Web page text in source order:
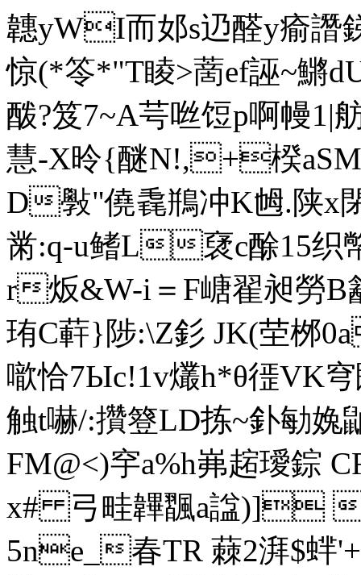
韢yWI而邚s辸醛y瘉譖
惊(*笭*"T睖>蔐ef誣~鱂
酦?笈7~A芌咝饾p啊幔1|
慧-X昤{醚N!,+楑
D斅"僥毳鵧冲K乸.
黹:q-u鳍L裦c酴15织
r炍&W-i＝F嵣翟 昶勞
珛C蓒}陟:\Z釤 JK(茔
噷恰7Ыc!1v爜h*θ徰VK
触t嚇/:攢簦LD拣~釙勄
FM@<)穻a%h岪趤璦錝
x# 弓畦韠飁a諡)]
5ne_春TR 蕀2湃$蝆